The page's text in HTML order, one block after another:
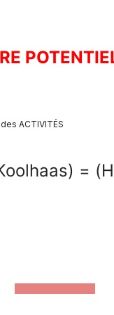
ACTIVITÉS
=